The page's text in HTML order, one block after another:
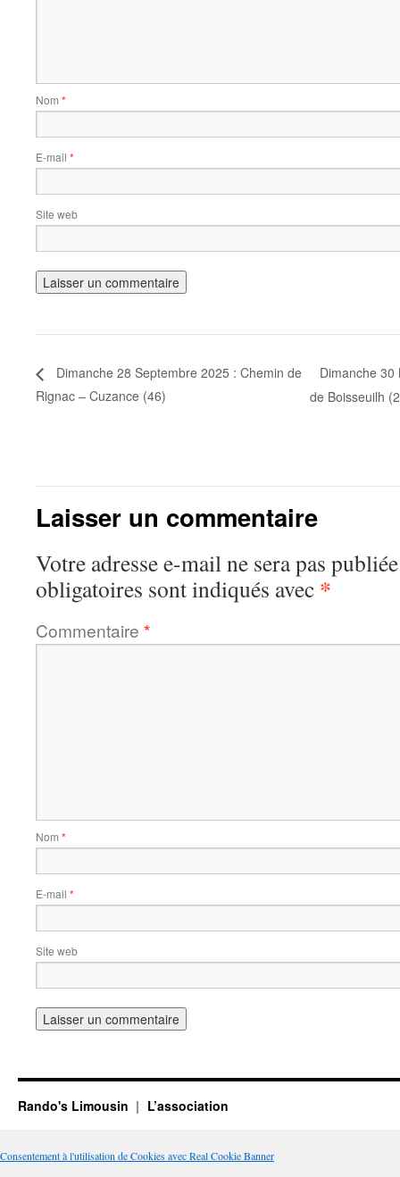
Nom *
E-mail *
Site web
Dimanche 28 Septembre 2025 : Chemin de
Rignac – Cuzance (46)
Dimanche
de Boisseuilh
Laisser un commentaire
Votre adresse e-mail ne sera pas
obligatoires sont indiqués avec *
Commentaire *
Nom *
E-mail *
Site web
Rando's Limousin L’association
Consentement à l'utilisation de Cookies avec Real Cookie Banner